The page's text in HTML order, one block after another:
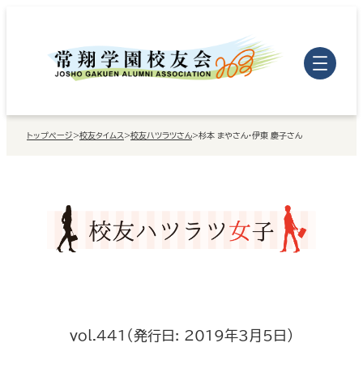
トップページ >校友タイムス >校友ハツラツさん>杉本 まやさん・伊東 慶子さん
vol.441（発行日: 2019年3月5日）